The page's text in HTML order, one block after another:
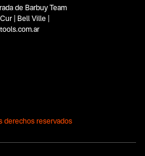
de Barbuy Team
| Bell Ville |
derechos reservados